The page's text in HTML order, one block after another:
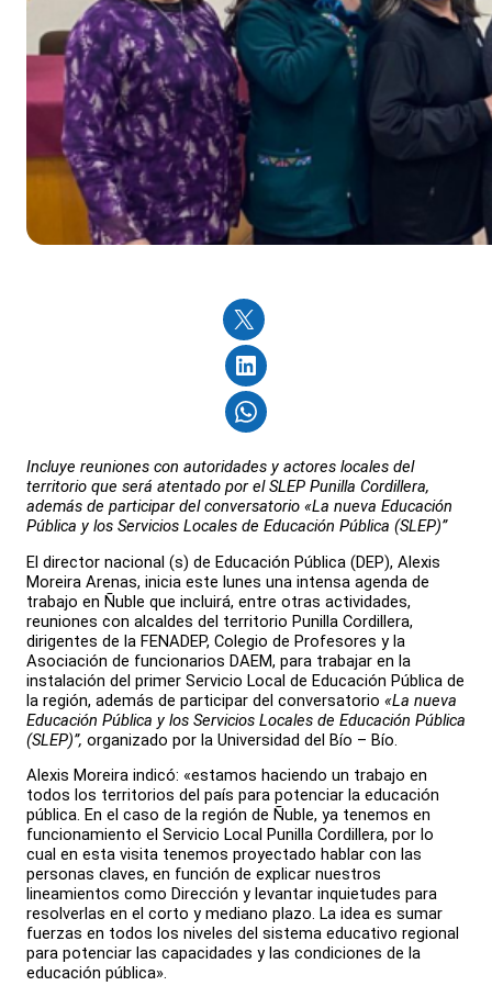
Incluye reuniones con autoridades y actores locales del
territorio que será atentado por el SLEP Punilla Cordillera,
además de participar del conversatorio «La nueva Educación
Pública y los Servicios Locales de Educación Pública (SLEP)”
El director nacional (s) de Educación Pública (DEP), Alexis
Moreira Arenas, inicia este lunes una intensa agenda de
trabajo en Ñuble que incluirá, entre otras actividades,
reuniones con alcaldes del territorio Punilla Cordillera,
dirigentes de la FENADEP, Colegio de Profesores y la
Asociación de funcionarios DAEM, para trabajar en la
instalación del primer Servicio Local de Educación Pública de
la región, además de participar del conversatorio «La nueva
Educación Pública y los Servicios Locales de Educación Pública
(SLEP)”, organizado por la Universidad del Bío – Bío.
Alexis Moreira indicó: «estamos haciendo un trabajo en
todos los territorios del país para potenciar la educación
pública. En el caso de la región de Ñuble, ya tenemos en
funcionamiento el Servicio Local Punilla Cordillera, por lo
cual en esta visita tenemos proyectado hablar con las
personas claves, en función de explicar nuestros
lineamientos como Dirección y levantar inquietudes para
resolverlas en el corto y mediano plazo. La idea es sumar
fuerzas en todos los niveles del sistema educativo regional
para potenciar las capacidades y las condiciones de la
educación pública».